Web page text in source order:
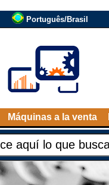
Português/Brasil
Máquinas a la venta